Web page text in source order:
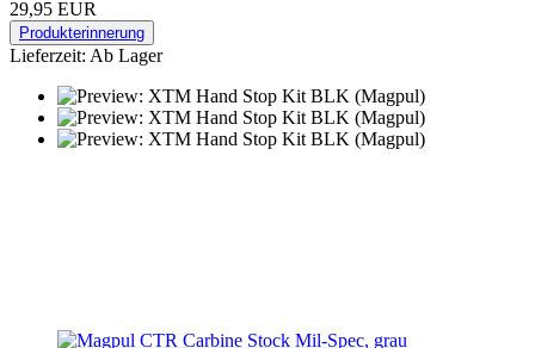
29,95 EUR
Produkterinnerung
Lieferzeit: Ab Lager